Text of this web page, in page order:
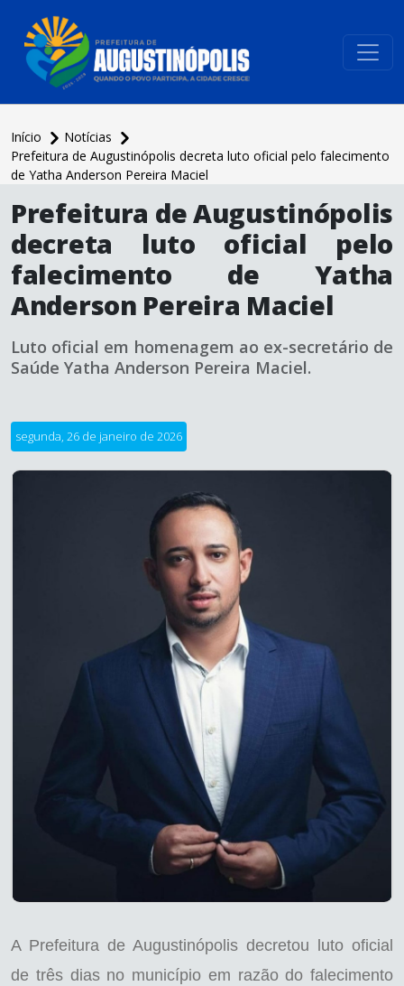
Início
Notícias
Prefeitura de Augustinópolis decreta luto oficial pelo falecimento
de Yatha Anderson Pereira Maciel
principal
Prefeitura de Augustinópolis
decreta luto oficial pelo
falecimento de Yatha
Anderson Pereira Maciel
Luto oficial em homenagem ao ex-secretário de
Saúde Yatha Anderson Pereira Maciel.
segunda, 26 de janeiro de 2026
A Prefeitura de Augustinópolis decretou luto oficial
de três dias no município em razão do falecimento